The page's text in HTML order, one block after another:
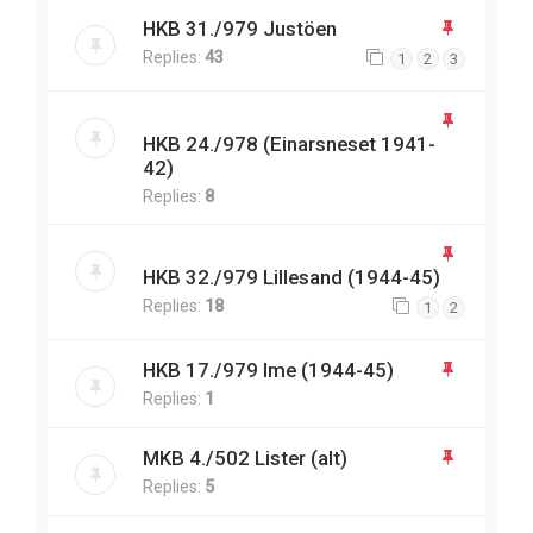
HKB 31./979 Justöen
Replies: 43 1 2 3
HKB 24./978 (Einarsneset 1941-
42)
Replies: 8
HKB 32./979 Lillesand (1944-45)
Replies: 18 1 2
HKB 17./979 Ime (1944-45)
Replies: 1
MKB 4./502 Lister (alt)
Replies: 5